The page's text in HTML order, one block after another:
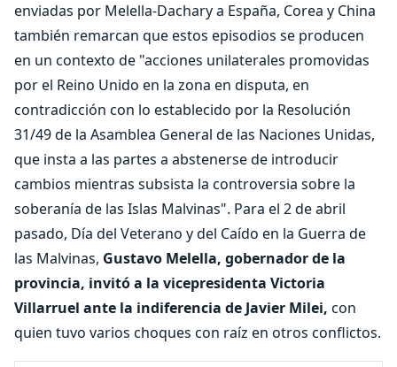
enviadas por Melella-Dachary a España, Corea y China
también remarcan que estos episodios se producen
en un contexto de "acciones unilaterales promovidas
por el Reino Unido en la zona en disputa, en
contradicción con lo establecido por la Resolución
31/49 de la Asamblea General de las Naciones Unidas,
que insta a las partes a abstenerse de introducir
cambios mientras subsista la controversia sobre la
soberanía de las Islas Malvinas". Para el 2 de abril
pasado, Día del Veterano y del Caído en la Guerra de
las Malvinas, Gustavo Melella, gobernador de la
provincia, invitó a la vicepresidenta Victoria
Villarruel ante la indiferencia de Javier Milei, con
quien tuvo varios choques con raíz en otros conflictos.